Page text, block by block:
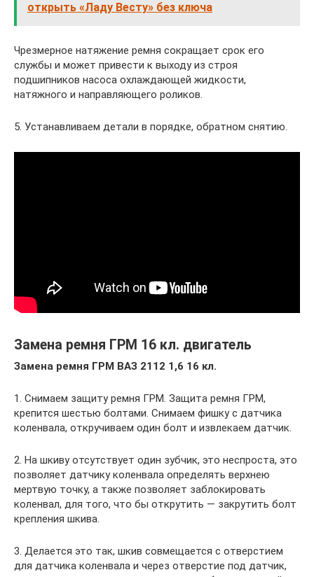
открыть «Ладу Весту» без ключа
Чрезмерное натяжение ремня сокращает срок его
службы и может привести к выходу из строя
подшипников насоса охлаждающей жидкости,
натяжного и направляющего роликов.
5. Устанавливаем детали в порядке, обратном снятию.
Замена ремня ГРМ 16 кл. двигатель
Замена ремня ГРМ ВАЗ 2112 1,6 16 кл.
1. Снимаем защиту ремня ГРМ. Защита ремня ГРМ,
крепится шестью болтами. Снимаем фишку с датчика
коленвала, откручиваем один болт и извлекаем датчик.
2. На шкиву отсутствует один зубчик, это неспроста, это
позволяет датчику коленвала определять верхнею
мертвую точку, а также позволяет заблокировать
коленвал, для того, что бы открутить — закрутить болт
крепления шкива.
3. Делается это так, шкив совмещается с отверстием
для датчика коленвала и через отверстие под датчик,